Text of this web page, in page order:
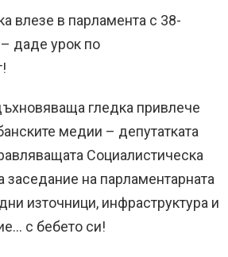
влезе в парламента с 38-
даде урок по
гледка привлече
медии – депутатката
Социалистическа
заседание на парламентарната
източници, инфраструктура и
с бебето си!